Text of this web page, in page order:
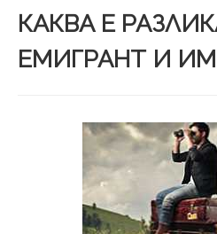
КАКВА Е
ЕМИГРАНТ И